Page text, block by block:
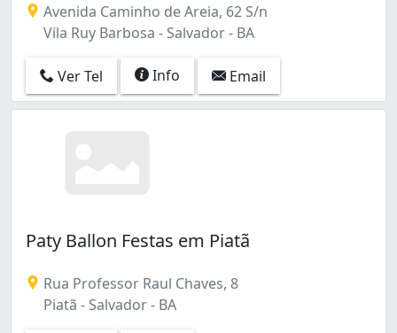
Avenida Caminho de Areia, 62 S/n
Vila Ruy Barbosa - Salvador - BA
Ver Tel Info Email
Paty Ballon Festas em Piatã
Rua Professor Raul Chaves, 8
Piatã - Salvador - BA